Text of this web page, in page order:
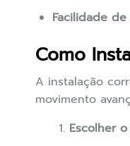
Facilidade de
Como
A instalação
movimento
Escolher